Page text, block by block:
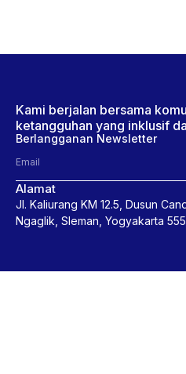
Kami berjalan bersama
ketangguhan yang inklusif
Berlangganan Newsletter
Alamat
Jl. Kaliurang KM 12.5, Dusun
Ngaglik, Sleman, Yogyakarta